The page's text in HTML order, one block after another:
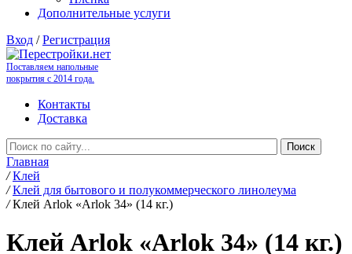
Дополнительные услуги
Вход /Регистрация
Поставляем напольные
покрытия с 2014 года.
Контакты
Доставка
Главная
/ Клей
/ Клей для бытового и полукоммерческого линолеума
/ Клей Arlok «Arlok 34» (14 кг.)
Клей Arlok «Arlok 34» (14 кг.)